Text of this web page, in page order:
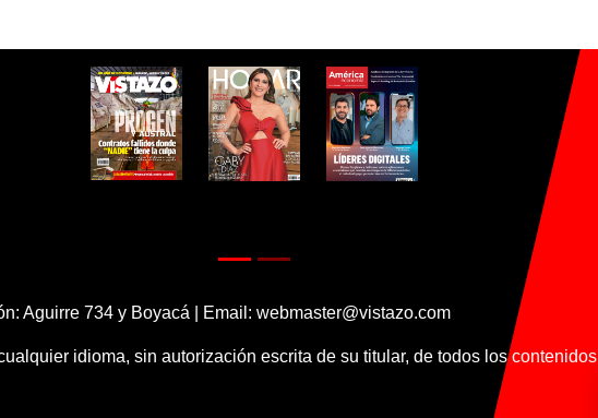
Aguirre 734 y Boyacá | Email: webmaster@vistazo.com
idioma, sin autorización escrita de su titular, de todos los contenidos